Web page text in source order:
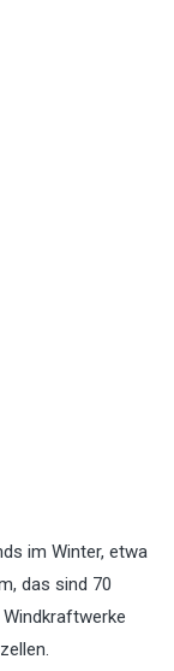
im Winter, etwa
das sind 70